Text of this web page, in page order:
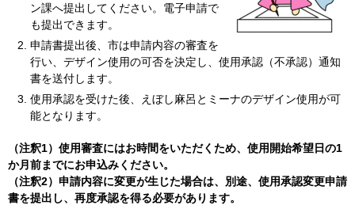
ン課へ提出してください。電子申請で
も提出できます。
申請書提出後、市は申請内容の審査を
行い、デザイン使用の可否を決定し、使用承認（不承認）通知
書を送付します。
使用承認を受けた後、えぼし麻呂とミーナのデザイン使用が可
能となります。
（注釈1）使用審査にはお時間をいただくため、使用開始希望日の1
か月前までにお申込みください。
（注釈2）申請内容に変更が生じた場合は、別途、使用承認変更申請
書を提出し、再度承認を得る必要があります。